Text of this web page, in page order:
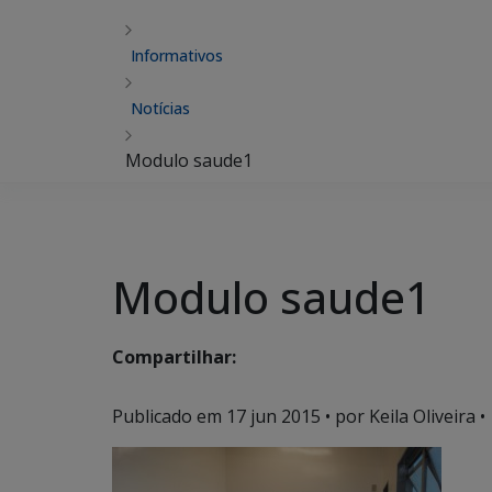
Informativos
Notícias
Modulo saude1
Modulo saude1
Compartilhar:
Publicado em 17 jun 2015 • por Keila Oliveira •